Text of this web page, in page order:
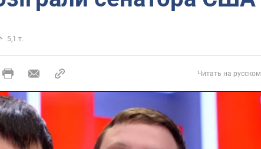
5,1 т.
Читать на русском